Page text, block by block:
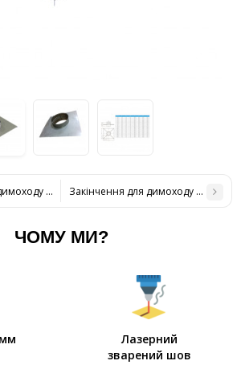
нержавіюча сталь D-160 мм товщина
Закінчення для димоходу
ЧОМУ МИ?
Лазерний
зварений шов